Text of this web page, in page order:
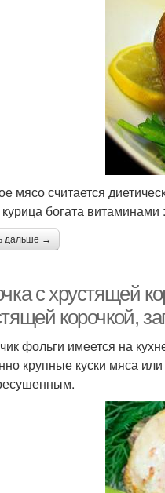
мясо считается
богата витаминами :
дальше →
с хрустящей
корочкой,
фольги имеется на
крупные куски мяса